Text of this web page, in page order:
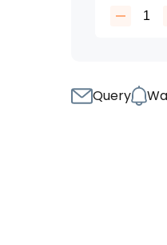
Query